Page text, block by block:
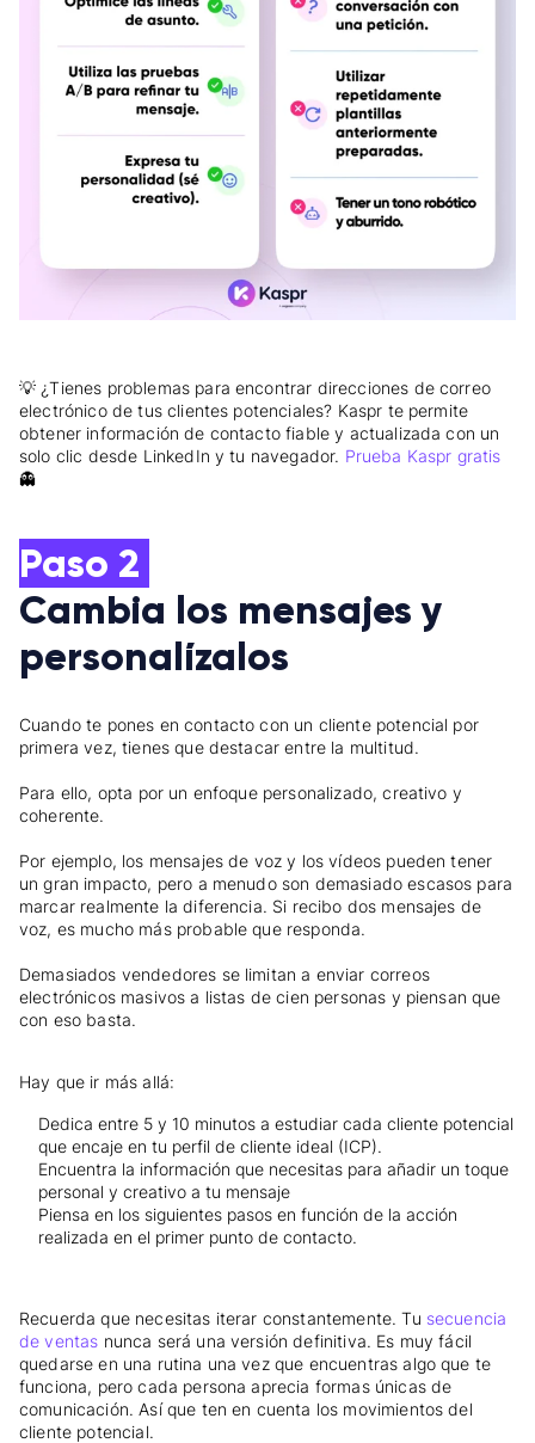
💡 ¿Tienes problemas para encontrar direcciones de correo
electrónico de tus clientes potenciales? Kaspr te permite
obtener información de contacto fiable y actualizada con un
solo clic desde LinkedIn y tu navegador. Prueba Kaspr gratis
👻
Paso 2
Cambia los mensajes y
personalízalos
Cuando te pones en contacto con un cliente potencial por
primera vez, tienes que destacar entre la multitud.
Para ello, opta por un enfoque personalizado, creativo y
coherente.
Por ejemplo, los mensajes de voz y los vídeos pueden tener
un gran impacto, pero a menudo son demasiado escasos para
marcar realmente la diferencia. Si recibo dos mensajes de
voz, es mucho más probable que responda.
Demasiados vendedores se limitan a enviar correos
electrónicos masivos a listas de cien personas y piensan que
con eso basta.
Hay que ir más allá:
Dedica entre 5 y 10 minutos a estudiar cada cliente potencial
que encaje en tu perfil de cliente ideal (ICP).
Encuentra la información que necesitas para añadir un toque
personal y creativo a tu mensaje
Piensa en los siguientes pasos en función de la acción
realizada en el primer punto de contacto.
Recuerda que necesitas iterar constantemente. Tu secuencia
de ventas nunca será una versión definitiva. Es muy fácil
quedarse en una rutina una vez que encuentras algo que te
funciona, pero cada persona aprecia formas únicas de
comunicación. Así que ten en cuenta los movimientos del
cliente potencial.